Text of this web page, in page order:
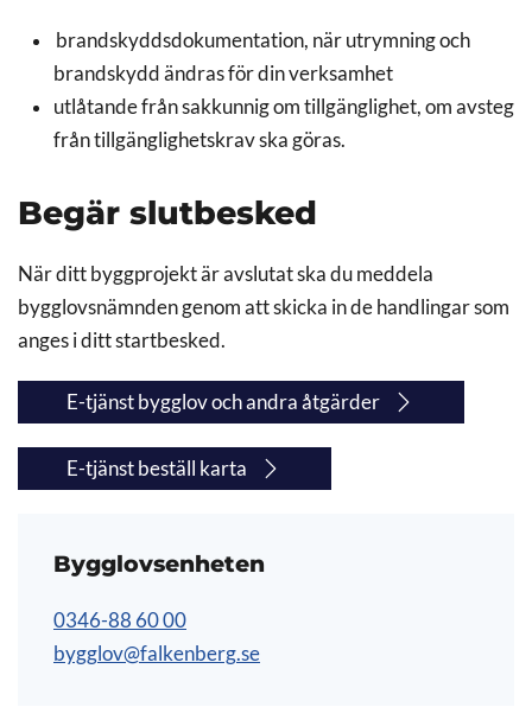
brandskyddsdokumentation, när utrymning och
brandskydd ändras för din verksamhet
utlåtande från sakkunnig om tillgänglighet, om avsteg
från tillgänglighetskrav ska göras.
Begär slutbesked
När ditt byggprojekt är avslutat ska du meddela
bygglovsnämnden genom att skicka in de handlingar som
anges i ditt startbesked.
E-tjänst bygglov och andra åtgärder
E-tjänst beställ karta
Bygglovsenheten
0346-88 60 00
bygglov@falkenberg.se